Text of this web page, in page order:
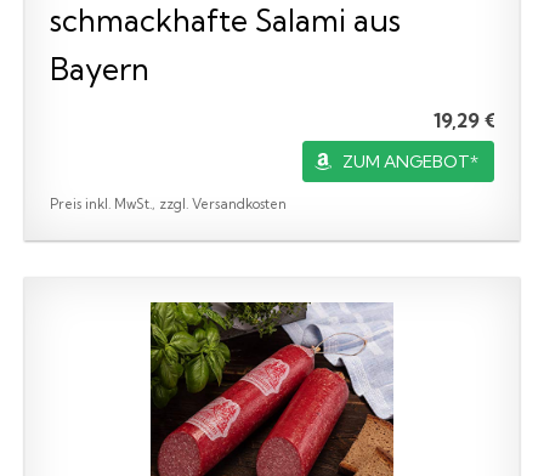
schmackhafte Salami aus
Bayern
19,29 €
ZUM ANGEBOT*
Preis inkl. MwSt., zzgl. Versandkosten